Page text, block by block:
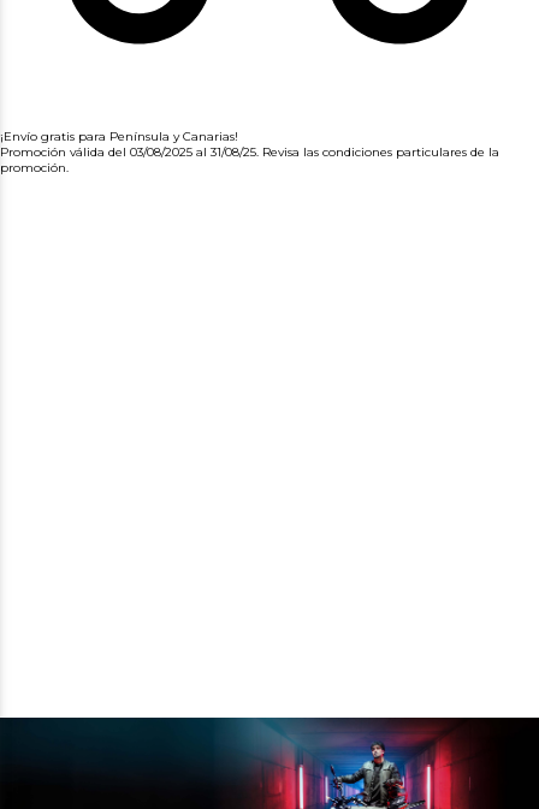
¡Envío gratis para Península y Canarias!
Promoción válida del 03/08/2025 al 31/08/25. Revisa las condiciones particulares de la
promoción.